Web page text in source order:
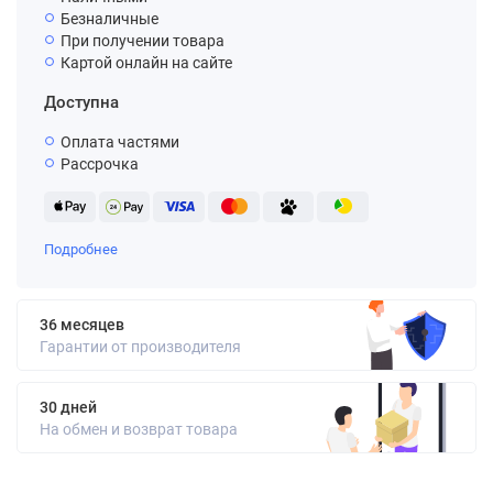
Безналичные
При получении товара
Картой онлайн на сайте
Доступна
Оплата частями
Рассрочка
Подробнее
36 месяцев
Гарантии от производителя
30 дней
На обмен и возврат товара